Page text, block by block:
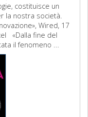
costituisce un
la nostra società.
Wired, 17
«Dalla fine del
il fenomeno ...